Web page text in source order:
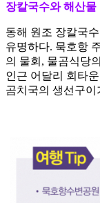
장칼국수와 해산물
동해 원조 장칼국
유명하다. 묵호항
의 물회, 물곰식당
인근 어달리 회타
곰치국의 생선구이